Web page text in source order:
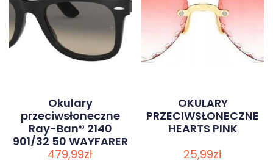
Okulary
przeciwsłoneczne
Ray-Ban® 2140
901/32 50 WAYFARER
479,99zł
OKULARY
PRZECIWSŁONECZNE
HEARTS PINK
25,99zł